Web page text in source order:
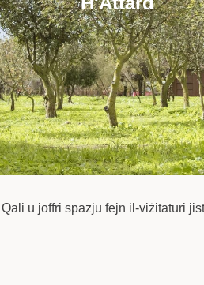
Qali u joffri spazju fejn il-viżitaturi